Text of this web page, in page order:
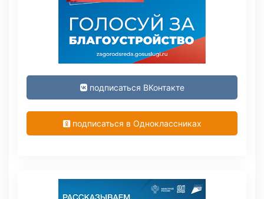
подписаться ВКонтакте
подписаться в Одноклассниках